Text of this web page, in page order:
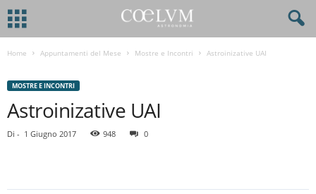
Home Appuntamenti del Mese Mostre e Incontri Astroinizative UAI
MOSTRE E INCONTRI
Astroinizative UAI
Di - 1 Giugno 2017 948 0